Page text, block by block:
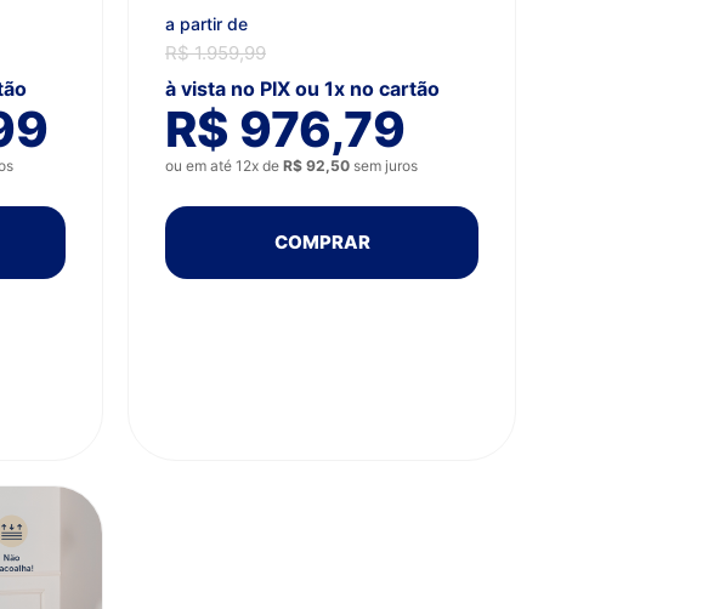
a partir de
R$ 1.959,99
à vista no PIX ou 1x no cartão
R$ 976,79
ou em até 12x de R$ 92,50 sem juros
COMPRAR